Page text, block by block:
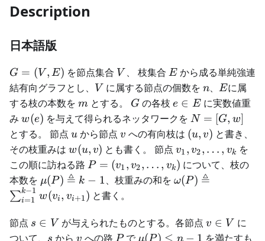
Description
日本語版
G=
(V,
E)
G = (V , E) を節点集合 V
V 、 枝集合 E
Eから成る単純強連
結有向グラフとし、 V
V に属する節点の個数をn
n、E
Eに属
する枝の本数を m
m とする。 G
G の各枝 e
\in
E
e ∈ Eに実数値重
み w(e)
w(e) を与えて得られるネッタワークを N=
[G,
w]
N = [G, w]
とする。 節点 u
u から節点 v
v への有向枝は (u,v)
(u, v) と書き、
その枝重みは w(u,v)
w(u, v) とも書く。 節点v_1,
v_2,
\ldots,
v_k
v1 , v2, … , vk を
この順に訪ねる路 P=
(v_1,
v_2,
\ldots,
v_k)
P = (v1 , v2, … , vk) について、枝の
本数を \mu(P)
\triangleq
k-1
μ(P) ≜ k − 1、枝重みの和を \omega(P)
1} w(v_i,
v_{i+1})
ω(P ) ≜
∑i=1
k−1 w(vi , vi+1) と書く。
節点 s\in
V
s ∈ V が与えられたものとする。各節点v\in
V
v ∈ V に
ついて、 s
s から v
v への路 P
Pで \mu(P)
μ(P ) ≤ n − 1 を満たすも